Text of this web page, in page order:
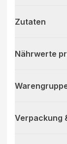
Zutaten
Nährwerte
Verpackung